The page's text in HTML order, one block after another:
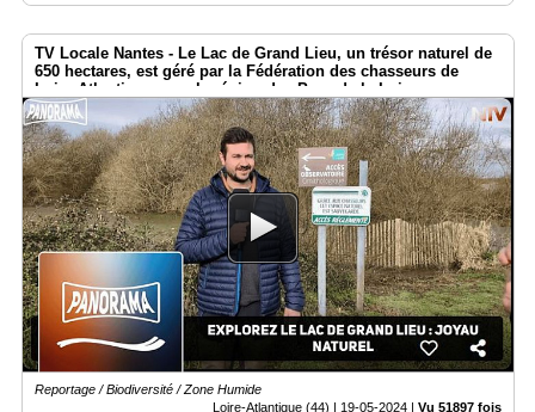
TV Locale Nantes - Le Lac de Grand Lieu, un trésor naturel de
650 hectares, est géré par la Fédération des chasseurs de
Loire-Atlantique avec la région des Pays de la Loire
Reportage / Biodiversité / Zone Humide
Loire-Atlantique (44) | 19-05-2024 Vu 51897 fois